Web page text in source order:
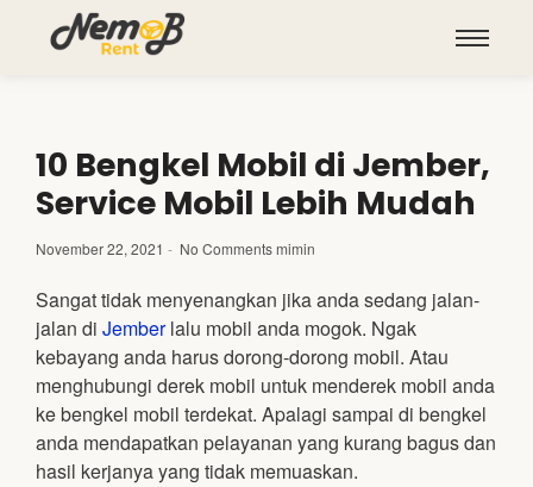
10 Bengkel Mobil di Jember,
Service Mobil Lebih Mudah
November 22, 2021 - No Commentsmimin
Sangat tidak menyenangkan jika anda sedang jalan-
jalan di Jemberlalu mobil anda mogok. Ngak
kebayang anda harus dorong-dorong mobil. Atau
menghubungi derek mobil untuk menderek mobil anda
ke bengkel mobil terdekat. Apalagi sampai di bengkel
anda mendapatkan pelayanan yang kurang bagus dan
hasil kerjanya yang tidak memuaskan.